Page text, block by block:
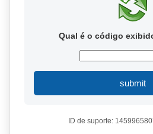
Qual é o código
submit
ID de suporte: